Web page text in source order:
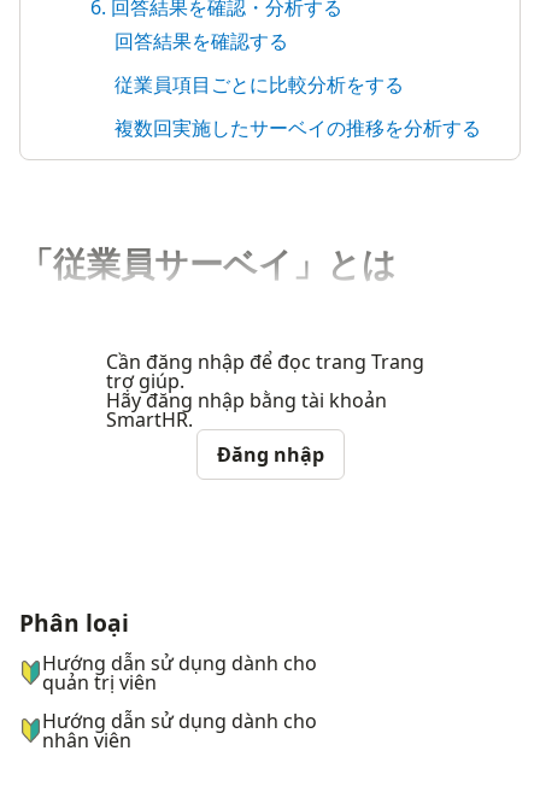
6. 回答結果を確認・分析する
回答結果を確認する
従業員項目ごとに比較分析をする
複数回実施したサーベイの推移を分析する
「従業員サーベイ」とは
Cần đăng nhập để đọc trang Trang
trợ giúp.
Hãy đăng nhập bằng tài khoản
SmartHR.
Đăng nhập
ナビゲーションメニュー
Phân loại
Hướng dẫn sử dụng dành cho
quản trị viên
Hướng dẫn sử dụng dành cho
nhân viên